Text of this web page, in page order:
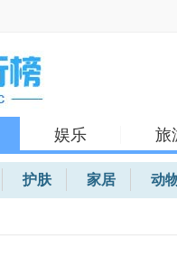
娱乐 旅
护肤 家居 动